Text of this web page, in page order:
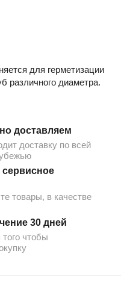
для герметизации
различного диаметра.
доставляем
доставку по всей
сервисное
товары, в качестве
30 дней
чтобы